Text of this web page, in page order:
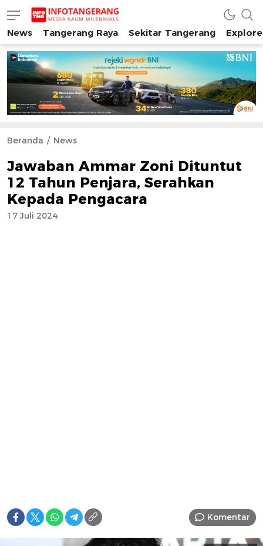
INFO TANGERANG
Media Kaum Millenials Tangerang Raya
News Tangerang Raya Sekitar Tangerang
Beranda News
Jawaban Ammar Zoni Dituntut
12 Tahun Penjara, Serahkan
Kepada Pengacara
17 Juli 2024
Komentar